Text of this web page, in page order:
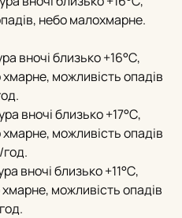
небо малохмарне.
вночі близько +16°С,
можливість опадів
вночі близько +17°С,
можливість опадів
год.
вночі близько +11°С,
можливість опадів